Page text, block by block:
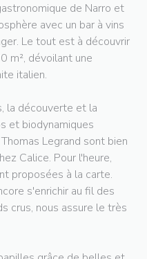
de Narro et
avec un bar à vins
Le tout est à découvrir
m², dévoilant une
italien.
la découverte et la
et biodynamiques
Legrand sont bien
Calice. Pour l'heure,
proposées à la carte.
s'enrichir au fil des
crus, nous assure le très